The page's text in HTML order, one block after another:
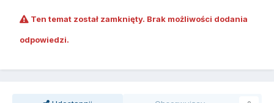
Ten temat został zamknięty. Brak możliwości dodania
odpowiedzi.